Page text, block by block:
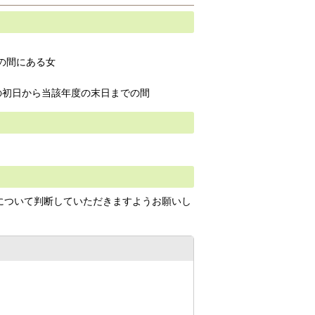
間にある女
該年度の末日までの間
いて判断していただきますようお願いし